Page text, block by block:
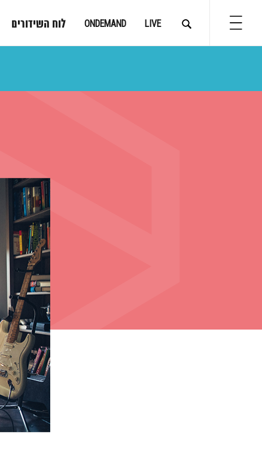
LIVE
ONDEMAND לוח השידורים